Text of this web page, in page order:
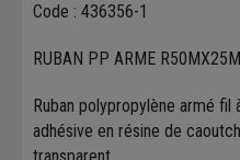
Code : 436356-1
RUBAN PP ARME
Ruban polypropylène armé fil
adhésive en résine de